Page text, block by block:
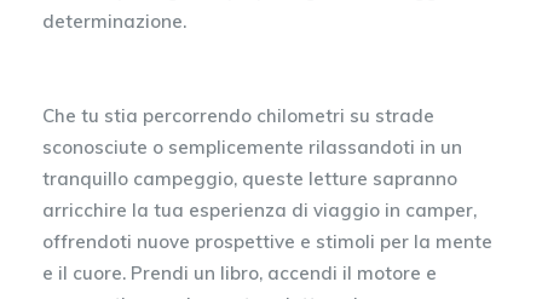
determinazione.
Che tu stia percorrendo chilometri su strade
sconosciute o semplicemente rilassandoti in un
tranquillo campeggio, queste letture sapranno
arricchire la tua esperienza di viaggio in camper,
offrendoti nuove prospettive e stimoli per la mente
e il cuore. Prendi un libro, accendi il motore e